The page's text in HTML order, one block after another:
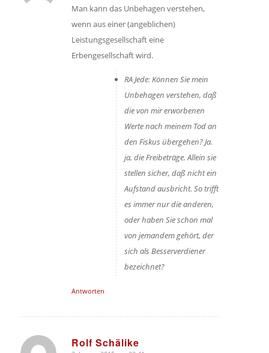
Man kann das Unbehagen verstehen,
wenn aus einer (angeblichen)
Leistungsgesellschaft eine
Erbengesellschaft wird.
RA Jede: Können Sie mein
Unbehagen verstehen, daß
die von mir erworbenen
Werte nach meinem Tod an
den Fiskus übergehen? Ja.
ja, die Freibeträge. Allein sie
stellen sicher, daß nicht ein
Aufstand ausbricht. So trifft
es immer nur die anderen,
oder haben Sie schon mal
von jemandem gehört, der
sich als Besserverdiener
bezeichnet?
Antworten
Rolf Schälike